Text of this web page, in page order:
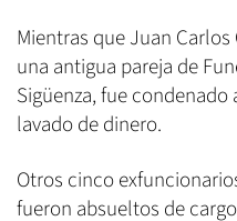
Mientras que Juan
una antigua pareja de
Sigüenza, fue
lavado de dinero.
Otros cinco
fueron absueltos de